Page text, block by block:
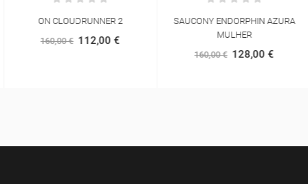
ON CLOUDRUNNER 2
160,00 €
112,00 €
SAUCONY ENDORPHIN AZURA
MULHER
160,00 €
128,00 €